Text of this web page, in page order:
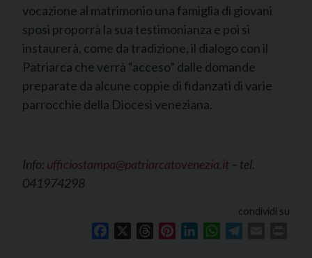
vocazione al matrimonio una famiglia di giovani
sposi proporrà la sua testimonianza e poi si
instaurerà, come da tradizione, il dialogo con il
Patriarca che verrà “acceso” dalle domande
preparate da alcune coppie di fidanzati di varie
parrocchie della Diocesi veneziana.
Info: ufficiostampa@patriarcatovenezia.it – tel.
041974298
condividi su
Facebook ThreadsPinterestLinkedInWhatsApp